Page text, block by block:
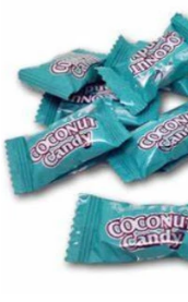
ÜBER
UNS
FABRIK-
AUSFLUG